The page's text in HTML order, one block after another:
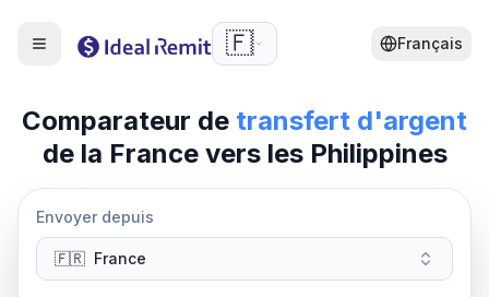
🇫🇷 Français
Comparateur de transfert d'argent
de la Francevers les Philippines
Envoyer depuis
🇫🇷 France